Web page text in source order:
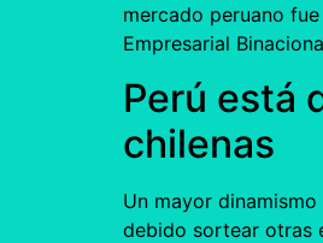
mercado peruano
Empresarial
Perú está
chilenas
Un mayor
debido sortear otras